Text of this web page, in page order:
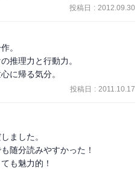
でそれより古いのに古さを感じ
か？それとも異国の物語として
色褪せない面白さがあった。こ
も人気があるのが頷ける。
。
かと、ドキドキだった。
で、ナンシーの活躍がその都度
いるなんて、知らなかった～！
投稿日 : 2012.09.30
。
推理力と行動力。
に帰る気分。
投稿日 : 2011.10.17
ました。
随分読みやすかった！
も魅力的！